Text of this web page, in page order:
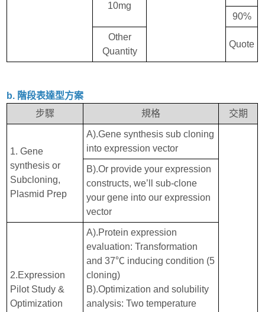
10mg
90%
Other
Quantity
Quote
b. 階段表達型方案
步驟
規格 交期
1. Gene
synthesis or
Subcloning,
Plasmid Prep
A).Gene synthesis sub cloning
into expression vector
B).Or provide your expression
constructs, we’ll sub-clone
your gene into our expression
vector
2.Expression
Pilot Study &
Optimization
A).Protein expression
evaluation: Transformation
and 37℃ inducing condition (5
cloning)
B).Optimization and solubility
analysis: Two temperature